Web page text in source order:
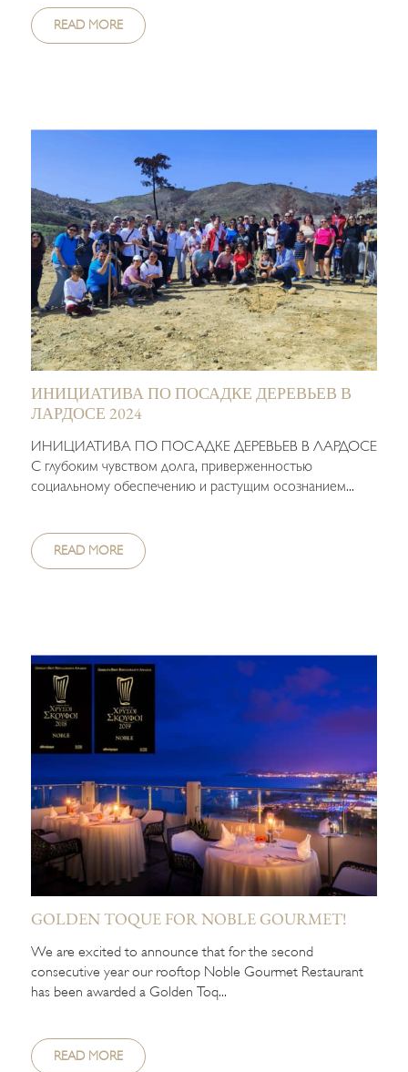
READ MORE
ИНИЦИАТИВА ПО ПОСАДКЕ ДЕРЕВЬЕВ В
ЛАРДОСЕ 2024
ИНИЦИАТИВА ПО ПОСАДКЕ ДЕРЕВЬЕВ В ЛАРДОСЕ
С глубоким чувством долга, приверженностью
социальному обеспечению и растущим осознанием...
READ MORE
GOLDEN TOQUE FOR NOBLE GOURMET!
We are excited to announce that for the second
consecutive year our rooftop Noble Gourmet Restaurant
has been awarded a Golden Toq...
READ MORE